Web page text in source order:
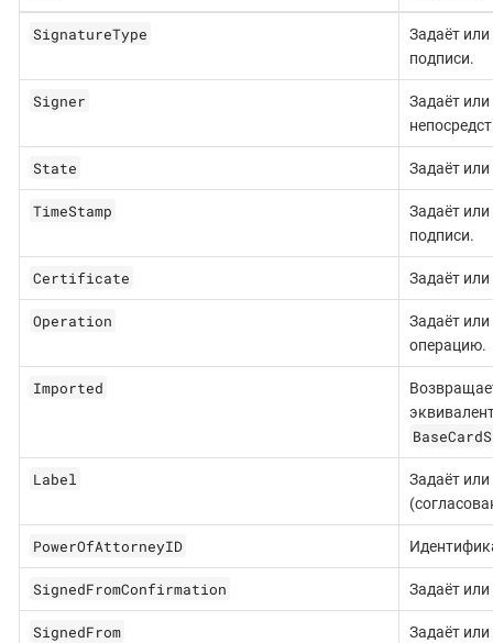
SignatureType
Задаёт
подписи.
Signer
Задаёт
State Задаёт
TimeStamp
Задаёт
подписи.
Certificate Задаёт
Operation
Задаёт
операцию.
Imported
Label
Задаёт
PowerOfAttorneyID
SignedFromConfirmation Задаёт
SignedFrom
Задаёт